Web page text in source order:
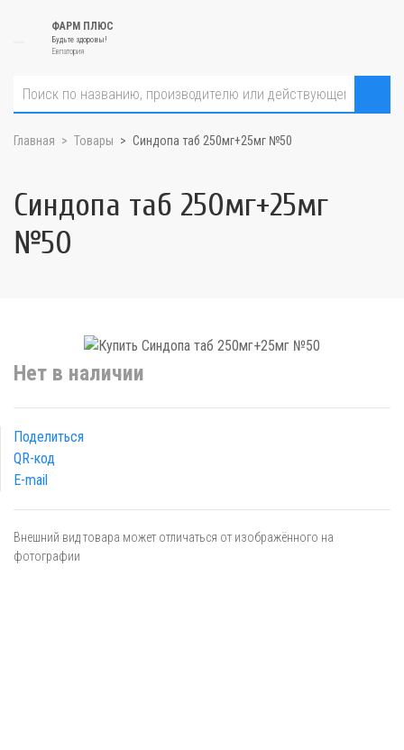
ФАРМ ПЛЮС
Будьте здоровы!
Евпатория
Главная Товары Синдопа таб 250мг+25мг №50
Синдопа таб 250мг+25мг
№50
Нет в наличии
Поделиться
QR-код
E-mail
Внешний вид товара может отличаться от изображённого на
фотографии